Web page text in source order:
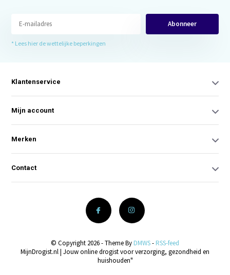
Abonneer
* Lees hier de wettelijke beperkingen
Klantenservice
Mijn account
Merken
Contact
© Copyright 2026 - Theme By DMWS- RSS-feed
MijnDrogist.nl | Jouw online drogist voor verzorging, gezondheid en
huishouden"